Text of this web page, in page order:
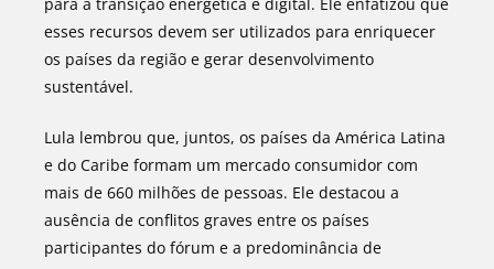
esses recursos devem ser utilizados para enriquecer
os países da região e gerar desenvolvimento
sustentável.
Lula lembrou que, juntos, os países da América Latina
e do Caribe formam um mercado consumidor com
mais de 660 milhões de pessoas. Ele destacou a
ausência de conflitos graves entre os países
participantes do fórum e a predominância de